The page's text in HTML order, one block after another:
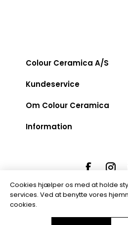
Colour Ceramica A/S
Kundeservice
Om Colour Ceramica
Information
Powered by
Cookies hjælper os med at holde
services. Ved at benytte vores
cookies.